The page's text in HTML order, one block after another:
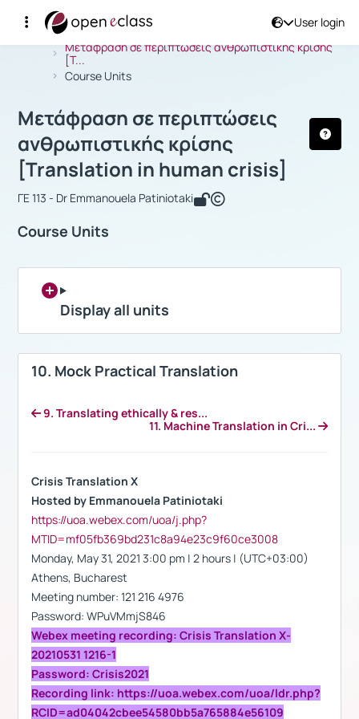
User login
Αρχική Σελίδα
Μετάφραση σε περιπτώσεις ανθρωπιστικής κρίσης
[T...
Course Units
Course : Μετάφραση σε
Μετάφραση σε περιπτώσεις
ανθρωπιστικής κρίσης
[Translation in human crisis]
ΓΕ 113 - Dr Emmanouela Patiniotaki
Course Units
Display all units
10. Mock Practical Translation
9. Translating ethically & res...
11. Machine Translation in Cri...
Crisis Translation X
Hosted by Emmanouela Patiniotaki
https://uoa.webex.com/uoa/j.php?
MTID=mf05fb369bd231c8a94e23c9f60ce3008
Monday, May 31, 2021 3:00 pm | 2 hours | (UTC+03:00)
Athens, Bucharest
Meeting number: 121 216 4976
Password: WPuVMmjS846
Webex meeting recording: Crisis Translation X-
20210531 1216-1
Password: Crisis2021
Recording link: https://uoa.webex.com/uoa/ldr.php?
RCID=ad04042cbee54580bb5a765884e56109